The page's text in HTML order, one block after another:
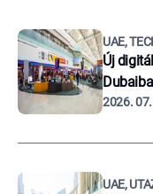
UAE,
Új
2026.
UAE,